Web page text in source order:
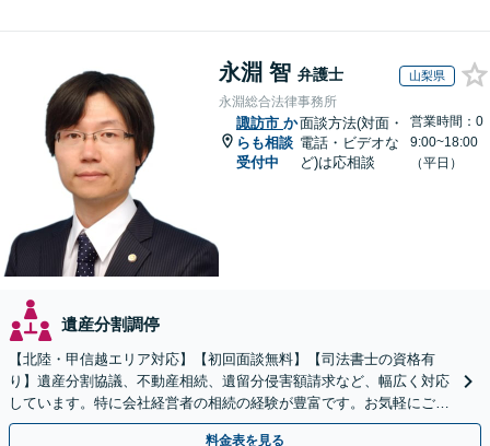
永淵 智 弁護士 山梨県
永淵総合法律事務所
諏訪市 か
らも相談
受付中
面談方法(対面・
電話・ビデオな
ど)は応相談
営業時間：0
9:00~18:00
（平日）
遺産分割調停
【北陸・甲信越エリア対応】【初回面談無料】【司法書士の資格有
り】遺産分割協議、不動産相続、遺留分侵害額請求など、幅広く対応
しています。特に会社経営者の相続の経験が豊富です。お気軽にご相
談ください。【休日・夜間面談可】【オンライン面談可】
料金表を見る